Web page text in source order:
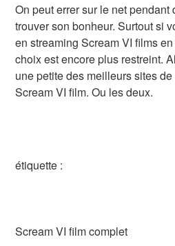
On peut errer sur le net
trouver son bonheur. Surtout si
en streaming Scream VI films
choix est encore plus restreint.
une petite des meilleurs sites
Scream VI film. Ou les deux.
étiquette :
Scream VI film complet